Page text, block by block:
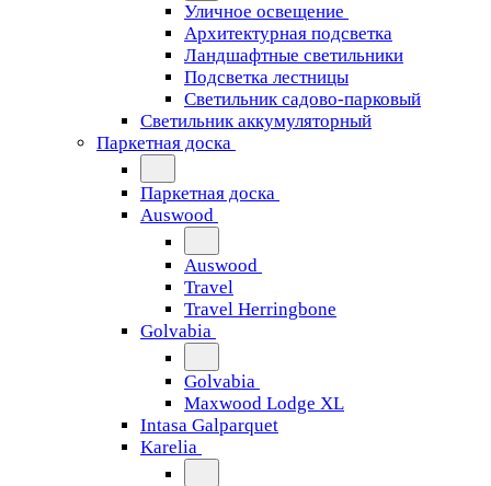
Уличное освещение
Архитектурная подсветка
Ландшафтные светильники
Подсветка лестницы
Светильник садово-парковый
Светильник аккумуляторный
Паркетная доска
Паркетная доска
Auswood
Auswood
Travel
Travel Herringbone
Golvabia
Golvabia
Maxwood Lodge XL
Intasa Galparquet
Karelia